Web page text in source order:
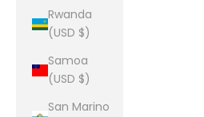
Rwanda
(USD $)
Samoa
(USD $)
San Marino